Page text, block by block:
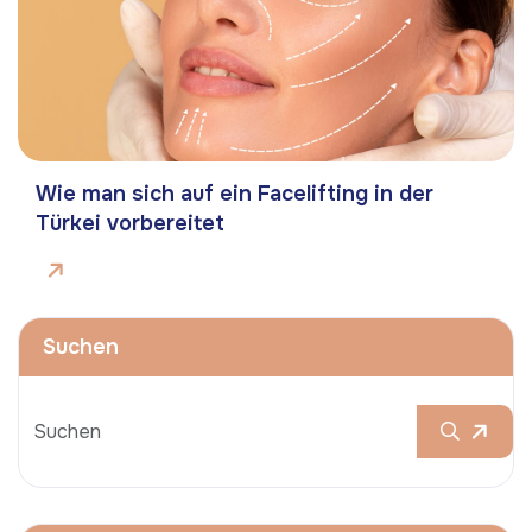
Wie man sich auf ein Facelifting in der
Türkei vorbereitet
Suchen